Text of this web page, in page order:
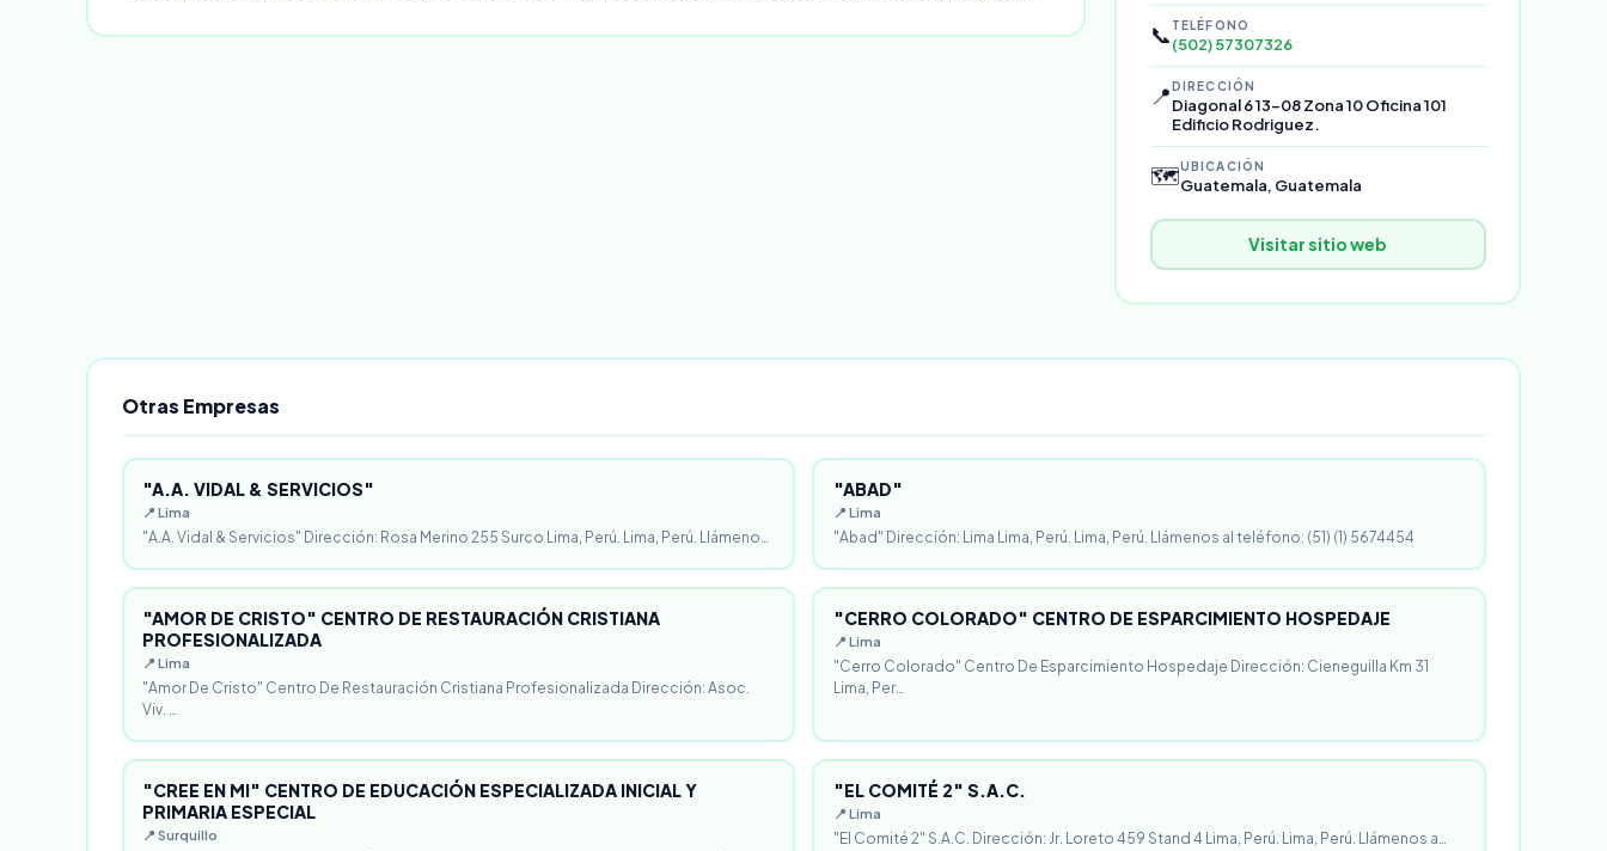
📞 TELÉFONO
(502) 57307326
📍DIRECCIÓN
Diagonal 6 13-08 Zona 10 Oficina 101
Edificio Rodriguez.
🗺️UBICACIÓN
Guatemala, Guatemala
Visitar sitio web
Otras Empresas
"A.A. VIDAL & SERVICIOS"
📍 Lima
"A.A. Vidal & Servicios" Dirección: Rosa Merino 255 Surco Lima, Perú. Lima, Perú. Llámeno…
"ABAD"
📍 Lima
"Abad" Dirección: Lima Lima, Perú. Lima, Perú. Llámenos al teléfono: (51) (1) 5674454
"AMOR DE CRISTO" CENTRO DE RESTAURACIÓN CRISTIANA
PROFESIONALIZADA
📍 Lima
"Amor De Cristo" Centro De Restauración Cristiana Profesionalizada Dirección: Asoc.
Viv. …
"CERRO COLORADO" CENTRO DE ESPARCIMIENTO HOSPEDAJE
📍 Lima
"Cerro Colorado" Centro De Esparcimiento Hospedaje Dirección: Cieneguilla Km 31
Lima, Per…
"CREE EN MI" CENTRO DE EDUCACIÓN ESPECIALIZADA INICIAL Y
PRIMARIA ESPECIAL
📍 Surquillo
"EL COMITÉ 2" S.A.C.
📍 Lima
"El Comité 2" S.A.C. Dirección: Jr. Loreto 459 Stand 4 Lima, Perú. Lima, Perú. Llámenos a…